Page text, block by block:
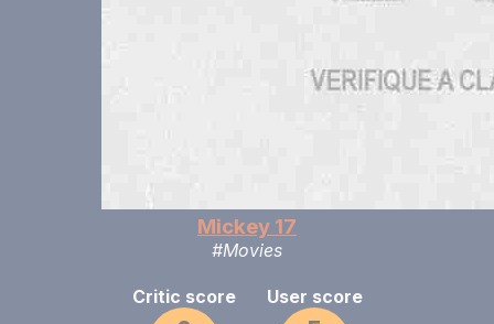
Mickey 17
#Movies
Critic score User score